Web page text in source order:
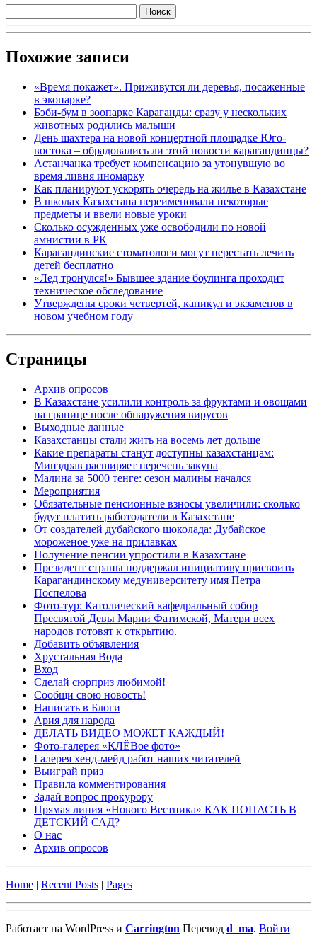
Похожие записи
«Время покажет». Приживутся ли деревья, посаженные
в экопарке?
Бэби-бум в зоопарке Караганды: сразу у нескольких
животных родились малыши
День шахтера на новой концертной площадке Юго-
востока – обрадовались ли этой новости карагандинцы?
Астанчанка требует компенсацию за утонувшую во
время ливня иномарку
Как планируют ускорять очередь на жилье в Казахстане
В школах Казахстана переименовали некоторые
предметы и ввели новые уроки
Сколько осужденных уже освободили по новой
амнистии в РК
Карагандинские стоматологи могут перестать лечить
детей бесплатно
«Лед тронулся!» Бывшее здание боулинга проходит
техническое обследование
Утверждены сроки четвертей, каникул и экзаменов в
новом учебном году
Страницы
Архив опросов
В Казахстане усилили контроль за фруктами и овощами
на границе после обнаружения вирусов
Выходные данные
Казахстанцы стали жить на восемь лет дольше
Какие препараты станут доступны казахстанцам:
Минздрав расширяет перечень закупа
Малина за 5000 тенге: сезон малины начался
Мероприятия
Обязательные пенсионные взносы увеличили: сколько
будут платить работодатели в Казахстане
От создателей дубайского шоколада: Дубайское
мороженое уже на прилавках
Получение пенсии упростили в Казахстане
Президент страны поддержал инициативу присвоить
Карагандинскому медуниверситету имя Петра
Поспелова
Фото-тур: Католический кафедральный собор
Пресвятой Девы Марии Фатимской, Матери всех
народов готовят к открытию.
Добавить объявления
Хрустальная Вода
Вход
Сделай сюрприз любимой!
Сообщи свою новость!
Написать в Блоги
Ария для народа
ДЕЛАТЬ ВИДЕО МОЖЕТ КАЖДЫЙ!
Фото-галерея «КЛЁВое фото»
Галерея хенд-мейд работ наших читателей
Выиграй приз
Правила комментирования
Задай вопрос прокурору
Прямая линия «Нового Вестника» КАК ПОПАСТЬ В
ДЕТСКИЙ САД?
О нас
Архив опросов
Home | Recent Posts | Pages
Работает на WordPress и Carrington Перевод d_ma. Войти